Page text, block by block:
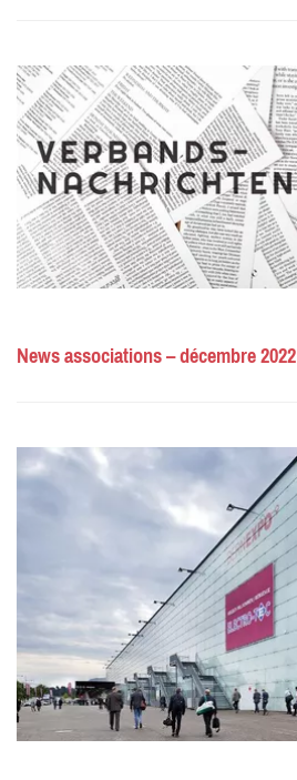
News associations – décembre 2022